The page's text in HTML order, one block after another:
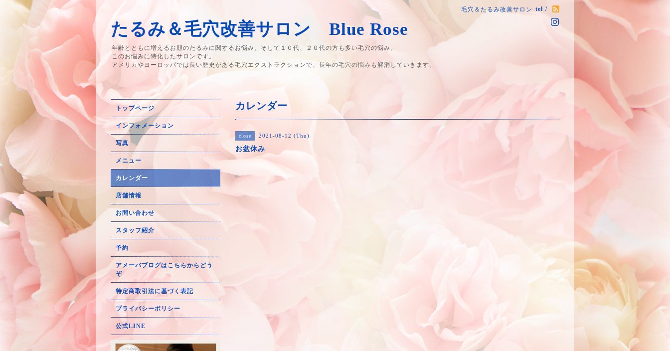
毛穴＆たるみ改善サロン tel /
たるみ＆毛穴改善サロン Blue Rose
年齢とともに増えるお顔のたるみに関するお悩み、そして１０代、２０代の方も多い毛穴の悩み。
このお悩みに特化したサロンです。
アメリカやヨーロッパでは長い歴史がある毛穴エクストラクションで、長年の毛穴の悩みも解消していきます。
カレンダー
close 2021-08-12 (Thu)
お盆休み
トップページ
インフォメーション
写真
メニュー
カレンダー
店舗情報
お問い合わせ
スタッフ紹介
予約
アメーバブログはこちらからどう
ぞ
特定商取引法に基づく表記
プライバシーポリシー
公式LINE